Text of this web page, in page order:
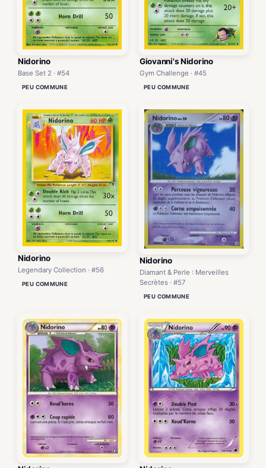
Nidorino
Base Set 2 · #54
PEU COMMUNE
Giovanni's Nidorino
Gym Challenge · #45
PEU COMMUNE
Nidorino
Legendary Collection · #56
PEU COMMUNE
Nidorino
Diamant & Perle : Merveilles
Secrètes · #57
PEU COMMUNE